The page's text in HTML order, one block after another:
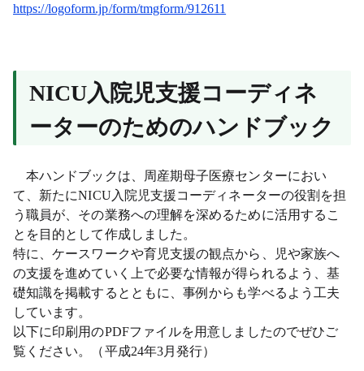
https://logoform.jp/form/tmgform/912611
NICU入院児支援コーディネ
ーターのためのハンドブック
本ハンドブックは、周産期母子医療センターにおい
て、新たにNICU入院児支援コーディネーターの役割を担
う職員が、その業務への理解を深めるために活用するこ
とを目的として作成しました。
特に、ケースワークや育児支援の観点から、児や家族へ
の支援を進めていく上で必要な情報が得られるよう、基
礎知識を掲載するとともに、事例からも学べるよう工夫
しています。
以下に印刷用のPDFファイルを用意しましたのでぜひご
覧ください。（平成24年3月発行）